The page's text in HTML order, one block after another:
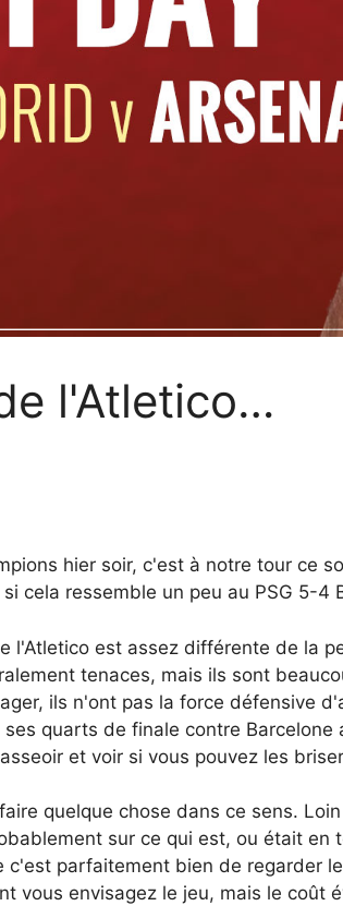
l'Atletico…
hier soir, c'est à notre tour ce
cela ressemble un peu au PSG 5-4
l'Atletico est assez différente de la
tenaces, mais ils sont
ils n'ont pas la force défensive
quarts de finale contre
et voir si vous pouvez les
quelque chose dans ce sens.
sur ce qui est, ou était
parfaitement bien de regarder
vous envisagez le jeu, mais le coût